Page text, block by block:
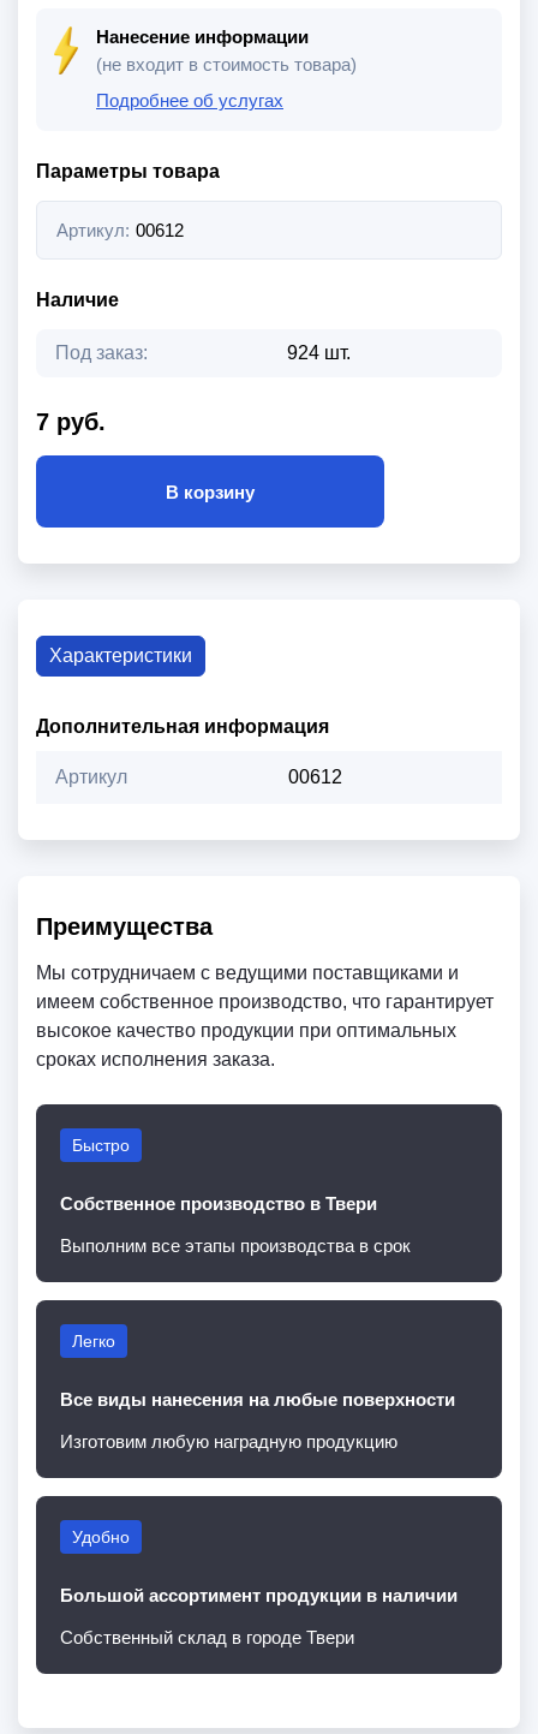
Нанесение информации
(не входит в стоимость товара)
Подробнее об услугах
Параметры товара
Артикул: 00612
Наличие
Под заказ: 924 шт.
7 руб.
В корзину
Характеристики
Дополнительная информация
Артикул 00612
Преимущества
Мы сотрудничаем с ведущими поставщиками и
имеем собственное производство, что гарантирует
высокое качество продукции при оптимальных
сроках исполнения заказа.
Быстро
Собственное производство в Твери
Выполним все этапы производства в срок
Легко
Все виды нанесения на любые поверхности
Изготовим любую наградную продукцию
Удобно
Большой ассортимент продукции в наличии
Собственный склад в городе Твери